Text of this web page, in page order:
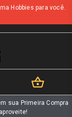
Hobbies para você.
sua Primeira Compra